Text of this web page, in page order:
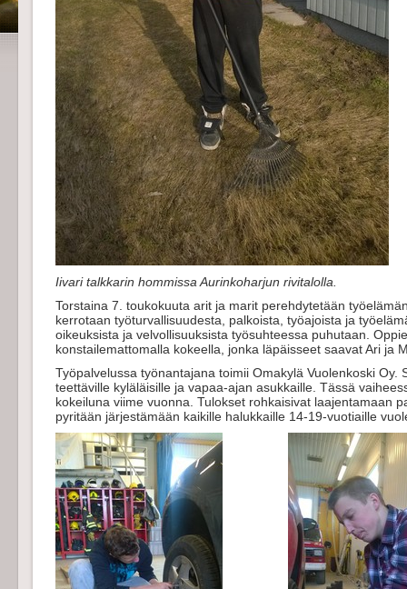
Iivari talkkarin hommissa Aurinkoharjun rivitalolla.
Torstaina 7. toukokuuta arit ja marit perehdytetään
kerrotaan työturvallisuudesta, palkoista, työajoista ja
oikeuksista ja velvollisuuksista työsuhteessa puhutaan.
konstailemattomalla kokeella, jonka läpäisseet saavat Ari ja
Työpalvelussa työnantajana toimii Omakylä Vuolenkoski Oy.
teettäville kyläläisille ja vapaa-ajan asukkaille. Tässä
kokeiluna viime vuonna. Tulokset rohkaisivat laajentamaan
pyritään järjestämään kaikille halukkaille 14-19-vuotiaille